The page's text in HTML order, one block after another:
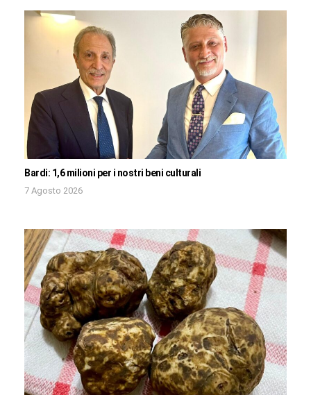
Bardi: 1,6 milioni per i nostri beni culturali
7 Agosto 2026